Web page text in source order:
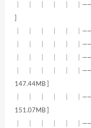
｜ ｜ ｜ ｜ ｜ ｜—— 丽
｜ ｜ ｜ ｜ ｜ ｜——
｜ ｜ ｜ ｜ ｜ ｜—— 丽
｜ ｜ ｜ ｜ ｜ ｜—— 丽
｜ ｜ ｜ ｜ ｜ ｜—— 8.
147.44MB ]
｜ ｜ ｜ ｜ ｜ ｜—— 7.
151.07MB ]
｜ ｜ ｜ ｜ ｜ ｜—— 6.